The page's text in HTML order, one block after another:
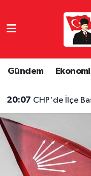
Gündem Ekonomi
20:07 CHP'de İlçe
Eğitim
Ekonomi
Hava Durumu
Son Dakika
Haber Arşivi